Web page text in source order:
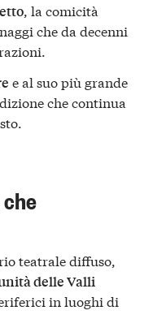
, la comicità
che da decenni
e al suo più grande
che continua
teatrale diffuso,
delle Valli
in luoghi di